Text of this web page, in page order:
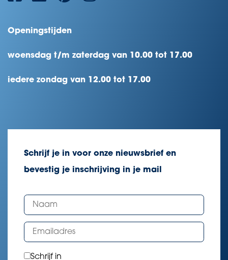
Openingstijden
woensdag t/m zaterdag van 10.00 tot 17.00
iedere zondag van 12.00 tot 17.00
Schrijf je in voor onze nieuwsbrief en
bevestig je inschrijving in je mail
Schrijf in